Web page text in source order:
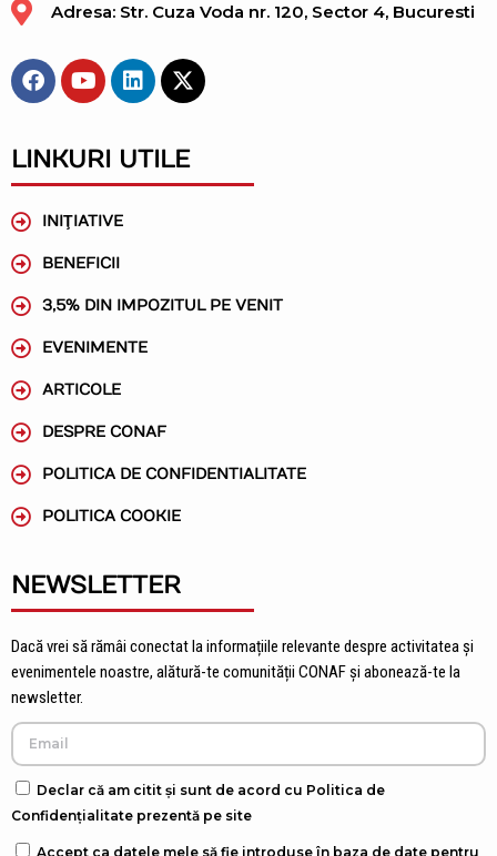
Adresa: Str. Cuza Voda nr. 120, Sector 4, Bucuresti
LINKURI UTILE
INIŢIATIVE
BENEFICII
3,5% DIN IMPOZITUL PE VENIT
EVENIMENTE
ARTICOLE
DESPRE CONAF
POLITICA DE CONFIDENTIALITATE
POLITICA COOKIE
NEWSLETTER
Dacă vrei să rămâi conectat la informațiile relevante despre activitatea și
evenimentele noastre, alătură-te comunității CONAF și abonează-te la
newsletter.
Declar că am citit și sunt de acord cu Politica de
Confidențialitate prezentă pe site
Accept ca datele mele să fie introduse în baza de date pentru